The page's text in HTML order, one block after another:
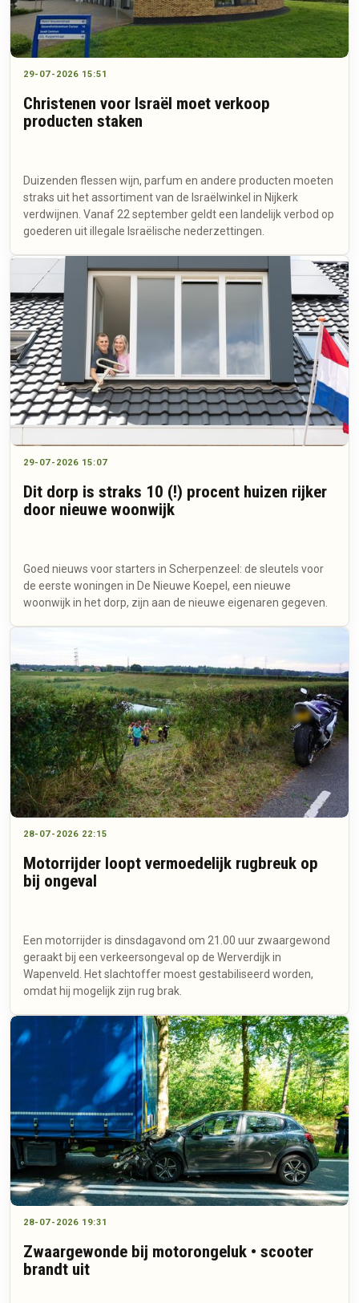
29-07-2026 15:51
Christenen voor Israël moet verkoop
producten staken
Duizenden flessen wijn, parfum en andere producten moeten
straks uit het assortiment van de Israëlwinkel in Nijkerk
verdwijnen. Vanaf 22 september geldt een landelijk verbod op
goederen uit illegale Israëlische nederzettingen.
29-07-2026 15:07
Dit dorp is straks 10 (!) procent huizen rijker
door nieuwe woonwijk
Goed nieuws voor starters in Scherpenzeel: de sleutels voor
de eerste woningen in De Nieuwe Koepel, een nieuwe
woonwijk in het dorp, zijn aan de nieuwe eigenaren gegeven.
28-07-2026 22:15
Motorrijder loopt vermoedelijk rugbreuk op
bij ongeval
Een motorrijder is dinsdagavond om 21.00 uur zwaargewond
geraakt bij een verkeersongeval op de Werverdijk in
Wapenveld. Het slachtoffer moest gestabiliseerd worden,
omdat hij mogelijk zijn rug brak.
28-07-2026 19:31
Zwaargewonde bij motorongeluk • scooter
brandt uit